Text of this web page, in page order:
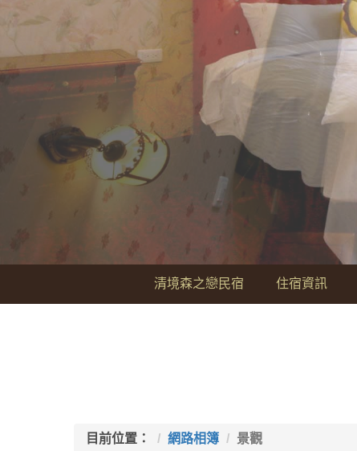
清境森之戀民宿 住宿資訊
目前位置：
網路相簿 景觀